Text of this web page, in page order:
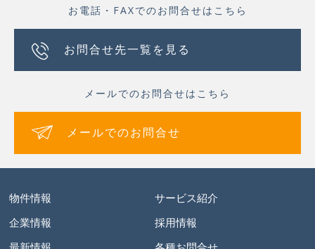
お電話・FAXでのお問合せはこちら
お問合せ先一覧を見る
メールでのお問合せはこちら
メールでのお問合せ
物件情報
サービス紹介
企業情報
採用情報